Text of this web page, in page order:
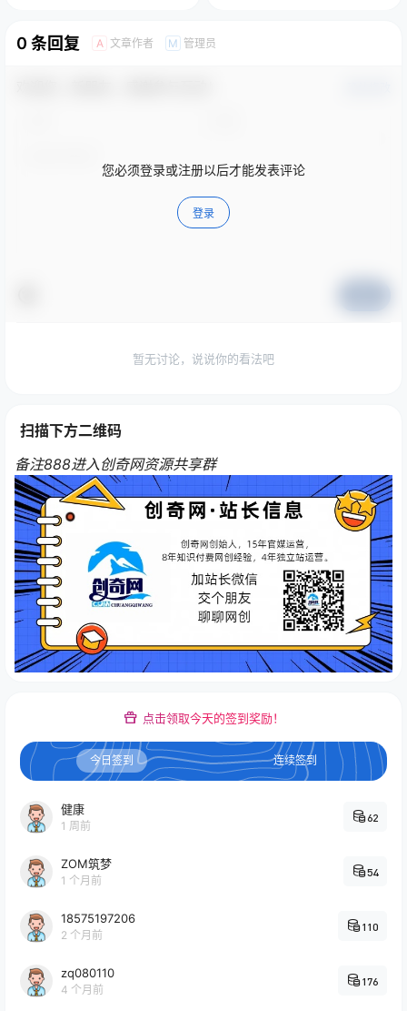
0 条回复 A 文章作者 M 管理员
您必须登录或注册以后才能发表评论
登录
暂无讨论，说说你的看法吧
扫描下方二维码
备注888进入创奇网资源共享群
点击领取今天的签到奖励！
今日签到 连续签到
健康
1 周前
62
ZOM筑梦
1 个月前
54
18575197206
2 个月前
110
zq080110
4 个月前
176